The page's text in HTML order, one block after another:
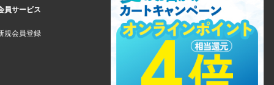
員サービス
規会員登録